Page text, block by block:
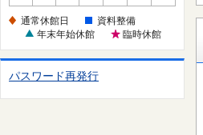
館
日
休
日
通常休館日
資料整備
年末年始休館
臨時休館
パスワード再発行